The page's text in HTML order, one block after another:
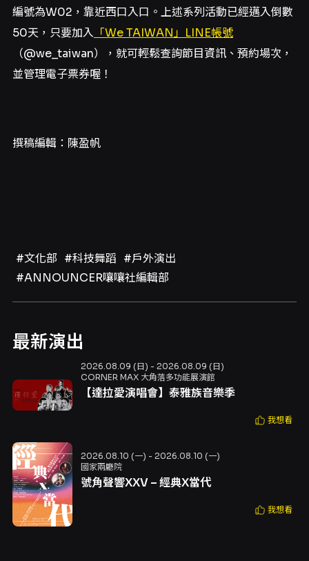
編號為W02，靠近西口入口。上述系列活動已經邁入倒數
50天，只要加入 「We TAIWAN」LINE帳號
（@we_taiwan），就可輕鬆查詢節目資訊、預約場次，
並管理電子票券喔！
撰稿編輯：陳盈帆
#文化部 #科技舞蹈 #戶外演出
#ANNOUNCER嚷嚷社編輯部
最新演出
2026.08.09 (日) - 2026.08.09 (日)
CORNER MAX 大角落多功能展演館
【達拉愛演唱會】泰雅族音樂季
我想看
2026.08.10 (一) - 2026.08.10 (一)
國家兩廳院
號角聲響XXV – 經典X當代
我想看